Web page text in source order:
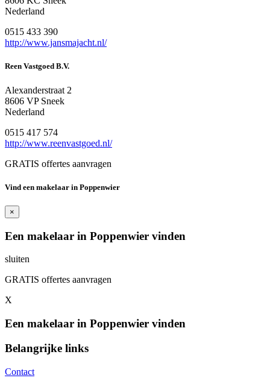
Nederland
0515 433 390
http://www.jansmajacht.nl/
Reen Vastgoed B.V.
Alexanderstraat 2
8606 VP Sneek
Nederland
0515 417 574
http://www.reenvastgoed.nl/
GRATIS offertes aanvragen
Vind een makelaar in Poppenwier
×
Een makelaar in Poppenwier vinden
sluiten
GRATIS offertes aanvragen
X
Een makelaar in Poppenwier vinden
Belangrijke links
Contact